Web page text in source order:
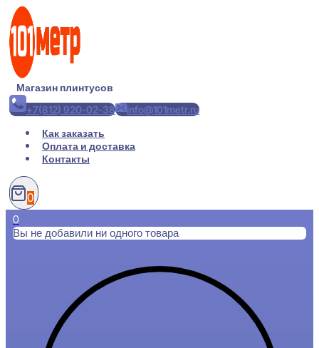
Перейти
содержимому
Магазин плинтусов
+7(812) 920-02-38
info@101metr.ru
Как заказать
Оплата и доставка
Контакты
0
0
Вы не добавили ни одного товара